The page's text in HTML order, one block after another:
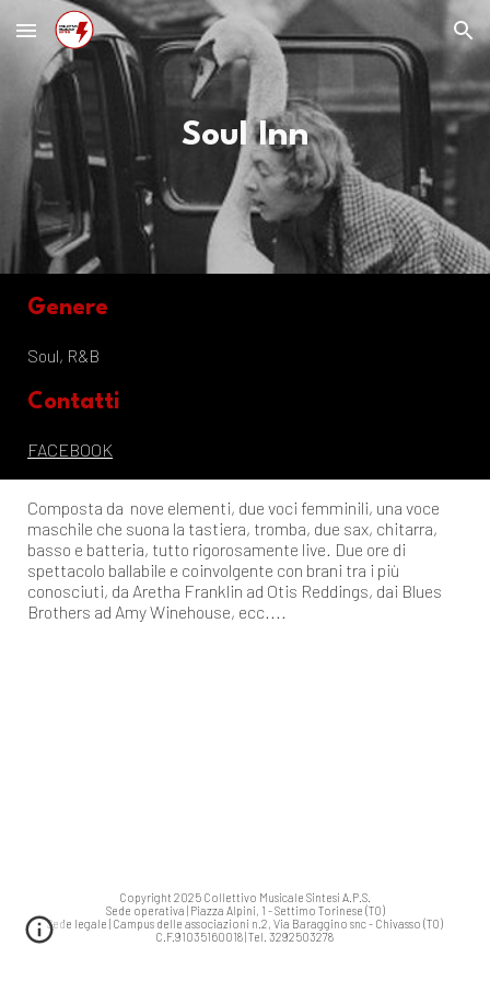
Skip to main content Skip to navigation
Soul Inn
Genere
Soul, R&B
Contatti
FACEBOOK
Composta da nove elementi, due voci femminili, una voce
maschile che suona la tastiera, tromba, due sax, chitarra,
basso e batteria, tutto rigorosamente live. Due ore di
spettacolo ballabile e coinvolgente con brani tra i più
conosciuti, da Aretha Franklin ad Otis Reddings, dai Blues
Brothers ad Amy Winehouse, ecc....
Copyright 2025 Collettivo Musicale Sintesi A.P.S.
Sede operativa | Piazza Alpini, 1 - Settimo Torinese (TO)
Sede legale | Campus delle associazioni n.2, Via Baraggino snc - Chivasso (TO)
C.F.91035160018 | Tel. 3292503278